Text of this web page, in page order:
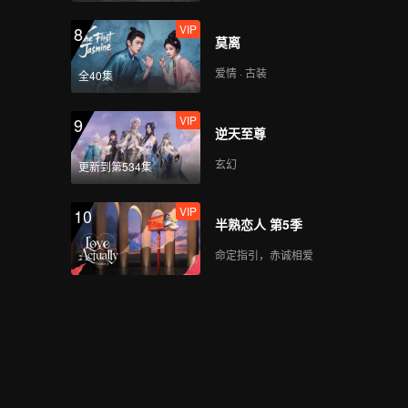
8
全40集
VIP
莫离
爱情 · 古装
9
更新到第534集
VIP
逆天至尊
玄幻
10 VIP
半熟恋人 第5季
命定指引，赤诚相爱